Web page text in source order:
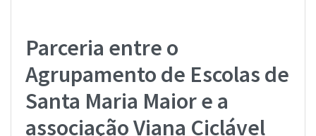
Parceria entre o
Agrupamento de Escolas de
Santa Maria Maior e a
associação Viana Ciclável